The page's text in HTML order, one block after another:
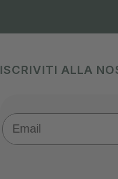
ISCRIVITI ALLA
Email